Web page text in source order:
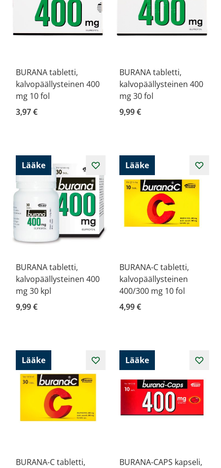
BURANA tabletti,
kalvopäällysteinen 400
mg 10 fol
3,97 €
BURANA tabletti,
kalvopäällysteinen 400
mg 30 fol
9,99 €
Lääke
BURANA tabletti,
kalvopäällysteinen 400
mg 30 kpl
9,99 €
Lääke
BURANA-C tabletti,
kalvopäällysteinen
400/300 mg 10 fol
4,99 €
Lääke
BURANA-C tabletti,
Lääke
BURANA-CAPS kapseli,